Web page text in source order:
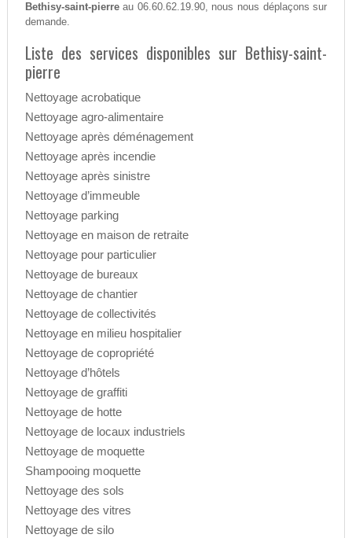
Bethisy-saint-pierreau 06.60.62.19.90, nous nous déplaçons sur
demande.
Liste des services disponibles sur Bethisy-saint-
pierre
Nettoyage acrobatique
Nettoyage agro-alimentaire
Nettoyage après déménagement
Nettoyage après incendie
Nettoyage après sinistre
Nettoyage d’immeuble
Nettoyage parking
Nettoyage en maison de retraite
Nettoyage pour particulier
Nettoyage de bureaux
Nettoyage de chantier
Nettoyage de collectivités
Nettoyage en milieu hospitalier
Nettoyage de copropriété
Nettoyage d’hôtels
Nettoyage de graffiti
Nettoyage de hotte
Nettoyage de locaux industriels
Nettoyage de moquette
Shampooing moquette
Nettoyage des sols
Nettoyage des vitres
Nettoyage de silo